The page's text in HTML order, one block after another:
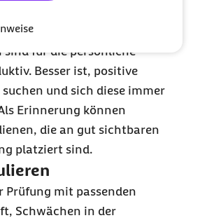
sind für die persönliche
Besser ist, positive
und sich diese immer
Erinnerung können
die an gut sichtbaren
platziert sind.
Prüfung mit passenden
Schwächen in der